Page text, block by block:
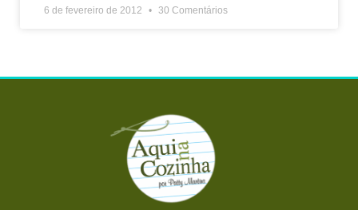
6 de fevereiro de 2012 30 Comentários